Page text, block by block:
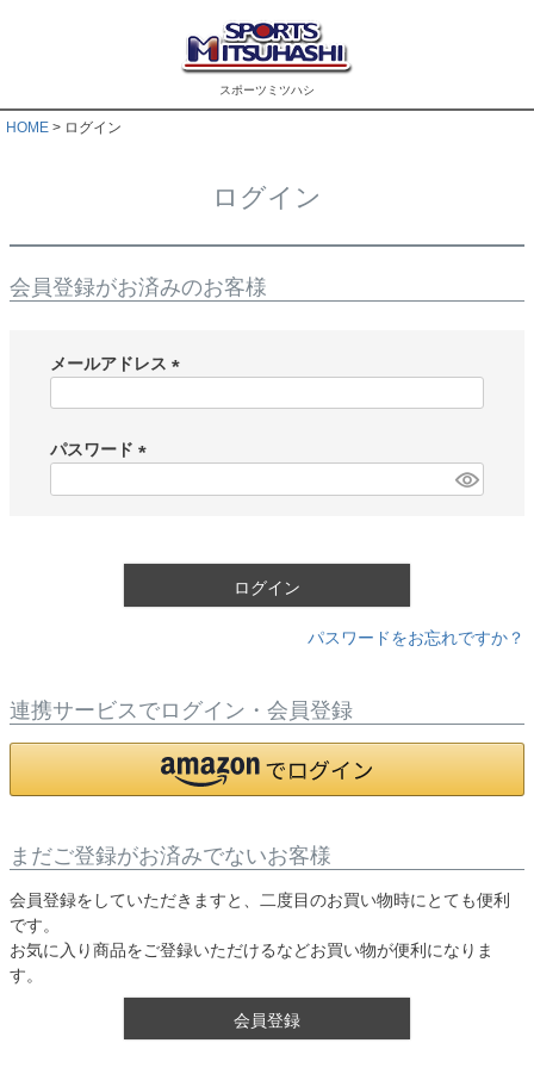
スポーツミツハシ
HOME ログイン
ログイン
会員登録がお済みのお客様
メールアドレス
)
パスワード
ログイン
パスワードをお忘れですか？
連携サービスでログイン・会員登録
まだご登録がお済みでないお客様
会員登録をしていただきますと、二度目のお買い物時にとても便利
です。
お気に入り商品をご登録いただけるなどお買い物が便利になりま
す。
会員登録